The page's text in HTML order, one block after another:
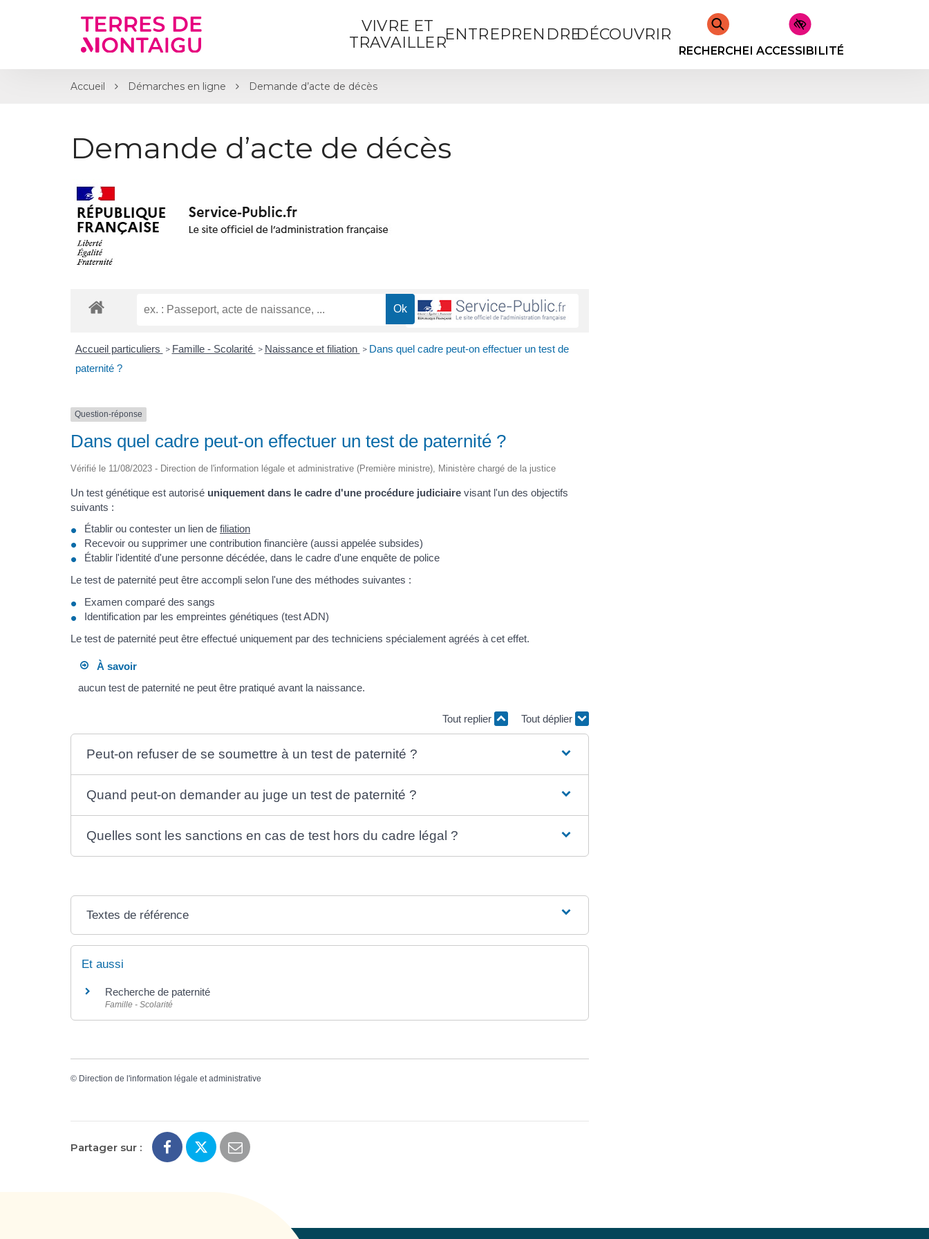
VIVRE ET
TRAVAILLERENTREPRENDREDÉCOUVRIR
RECHERCHERACCESSIBILITÉ
Accueil Démarches en ligne Demande d’acte de décès
Demande d’acte de décès
Accueil particuliers > Famille - Scolarité > Naissance et filiation > Dans quel cadre peut-on effectuer un test de
paternité ?
Question-réponse
Dans quel cadre peut-on effectuer un test de paternité ?
Vérifié le 11/08/2023 - Direction de l'information légale et administrative (Première ministre), Ministère chargé de la justice
Un test génétique est autorisé uniquement dans le cadre d'une procédure judiciaire visant l'un des objectifs
suivants :
Établir ou contester un lien de filiation
Recevoir ou supprimer une contribution financière (aussi appelée subsides)
Établir l'identité d'une personne décédée, dans le cadre d'une enquête de police
Le test de paternité peut être accompli selon l'une des méthodes suivantes :
Examen comparé des sangs
Identification par les empreintes génétiques (test ADN)
Le test de paternité peut être effectué uniquement par des techniciens spécialement agréés à cet effet.
À savoir
aucun test de paternité ne peut être pratiqué avant la naissance.
Tout replier Tout déplier
Peut-on refuser de se soumettre à un test de paternité ?
Quand peut-on demander au juge un test de paternité ?
Quelles sont les sanctions en cas de test hors du cadre légal ?
Textes de référence
Et aussi
Recherche de paternité
Famille - Scolarité
© Direction de l'information légale et administrative
Partager sur :